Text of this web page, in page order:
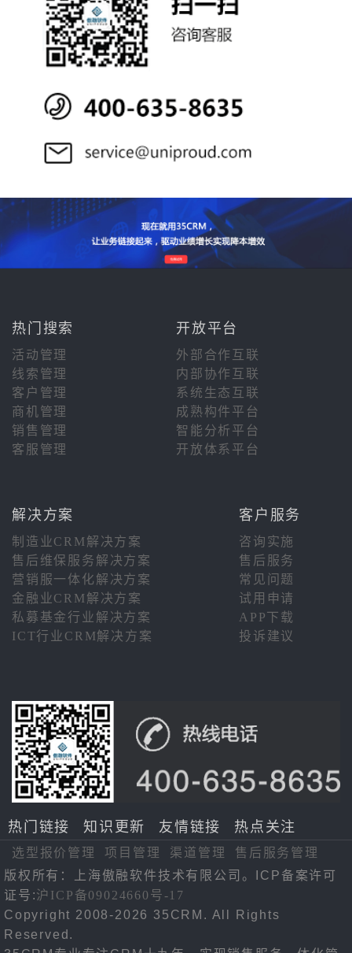
热门搜索 开放平台
活动管理
外部合作互联
线索管理
内部协作互联
客户管理
系统生态互联
商机管理
成熟构件平台
销售管理
智能分析平台
客服管理
开放体系平台
解决方案 客户服务
制造业CRM解决方案
咨询实施
售后维保服务解决方案
售后服务
营销服一体化解决方案
常见问题
金融业CRM解决方案
试用申请
私募基金行业解决方案
APP下载
ICT行业CRM解决方案
投诉建议
热门链接 知识更新 友情链接 热点关注
选型报价管理 项目管理 渠道管理
售后服务管理
版权所有：上海傲融软件技术有限公司。ICP备案许可
证号:沪ICP备09024660号-17
Copyright 2008-2026 35CRM. All Rights
Reserved.